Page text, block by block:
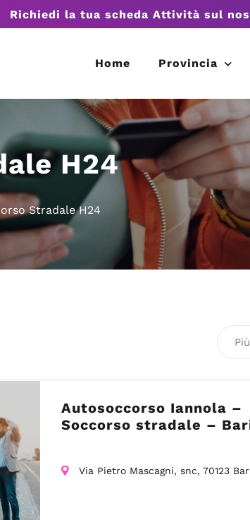
Richiedi la tua scheda Attività sul
Home Provincia
H24
Stradale H24
Autosoccorso Iannola –
Soccorso stradale –
Via Pietro Mascagni, snc, 70123